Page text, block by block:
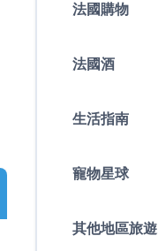
法國購物
法國酒
生活指南
寵物星球
其他地區旅遊